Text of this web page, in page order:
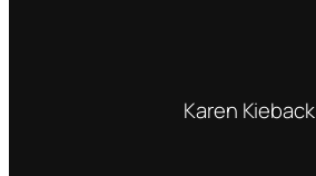
Karen Kieback